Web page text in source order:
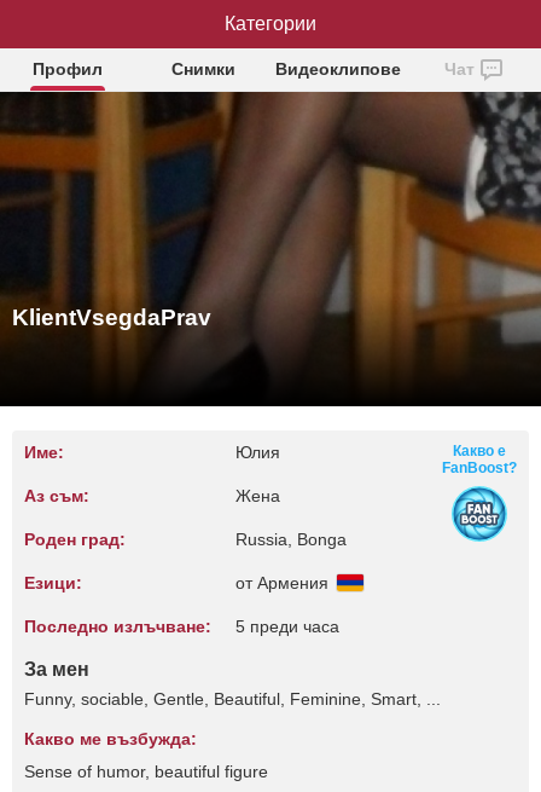
KlientVsegdaPrav
Профил Снимки Видеоклипове Чат
KlientVsegdaPrav
Име: Юлия
Аз съм: Жена
Роден град: Russia, Bonga
Езици: от Армения
Последно излъчване: 5 преди часа
Какво е
FanBoost?
За мен
Funny, sociable, Gentle, Beautiful, Feminine, Smart, ...
Какво ме възбужда:
Sense of humor, beautiful figure
Категории